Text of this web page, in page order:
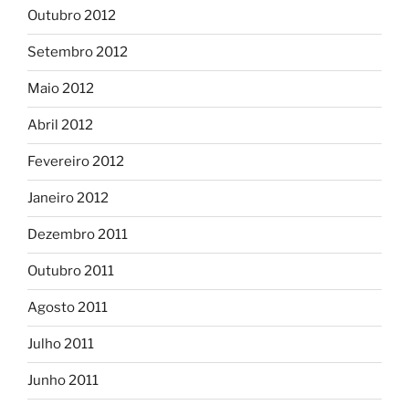
Outubro 2012
Setembro 2012
Maio 2012
Abril 2012
Fevereiro 2012
Janeiro 2012
Dezembro 2011
Outubro 2011
Agosto 2011
Julho 2011
Junho 2011